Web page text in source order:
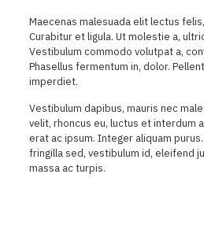
Maecenas malesuada elit lectus
Curabitur et ligula. Ut molestie a,
Vestibulum commodo volutpat a,
Phasellus fermentum in, dolor.
imperdiet.
Vestibulum dapibus, mauris nec
velit, rhoncus eu, luctus et interdum
erat ac ipsum. Integer aliquam
fringilla sed, vestibulum id, eleifend
massa ac turpis.